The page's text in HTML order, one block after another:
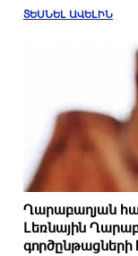
ՏԵՍՆԵԼ ԱՎԵԼԻՆ
Ղարաբաղյան
Լեռնային